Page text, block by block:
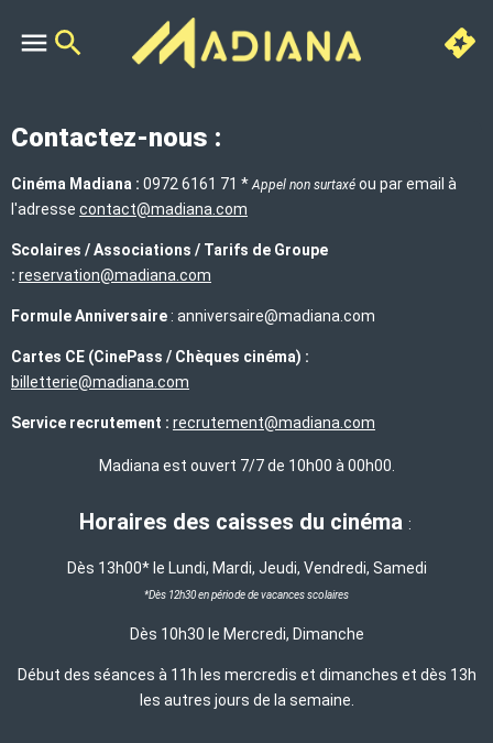
Contactez-nous :
Cinéma Madiana : 0972 6161 71 * Appel non surtaxé ou par email à
l'adresse contact@madiana.com
Scolaires / Associations / Tarifs de Groupe
: reservation@madiana.com
Formule Anniversaire : anniversaire@madiana.com
Cartes CE (CinePass / Chèques cinéma) :
billetterie@madiana.com
Service recrutement : recrutement@madiana.com
Madiana est ouvert 7/7 de 10h00 à 00h00.
Horaires des caisses du cinéma :
Dès 13h00* le Lundi, Mardi, Jeudi, Vendredi, Samedi
*Dès 12h30 en période de vacances scolaires
Dès 10h30 le Mercredi, Dimanche
Début des séances à 11h les mercredis et dimanches et dès 13h
les autres jours de la semaine.